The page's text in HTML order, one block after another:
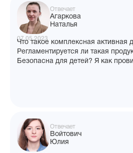
Отвечает
Агаркова
Наталья
07.05.2023
Что такое комплексная активная
Регламентируется ли такая
Безопасна для детей? Я как
Отвечает
Войтович
Юлия